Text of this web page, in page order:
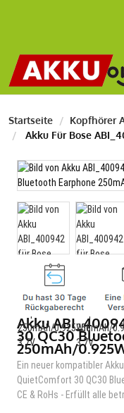
Startseite Kopfhörer
Akku Für Bose
Akku
30 QC30
250mAh/
Ein neuer kompatibler
QuietComfort 30 QC30
CE & RoHs - Erfüllt alle